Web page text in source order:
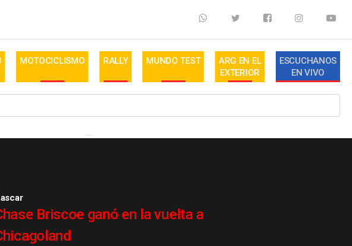
MOTOCICLISMO RALLY MUNDO TEST
ARG EN EL
EXTERIOR
ESCUCHANOS
EN VIVO
Briscoe ganó en la vuelta a